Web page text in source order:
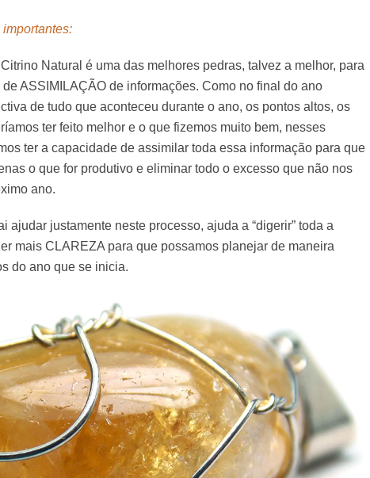
Natural é uma das melhores pedras, talvez a melhor, para
ASSIMILAÇÃO de informações. Como no final do ano
de tudo que aconteceu durante o ano, os pontos altos, os
ter feito melhor e o que fizemos muito bem, nesses
ter a capacidade de assimilar toda essa informação para que
o que for produtivo e eliminar todo o excesso que não nos
ano.
ajudar justamente neste processo, ajuda a “digerir” toda a
mais CLAREZA para que possamos planejar de maneira
do ano que se inicia.